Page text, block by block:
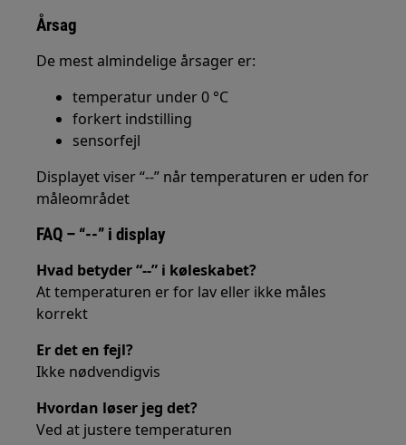
Årsag
De mest almindelige årsager er:
temperatur under 0 °C
forkert indstilling
sensorfejl
Displayet viser “--” når temperaturen er uden for
måleområdet
FAQ – “--” i display
Hvad betyder “--” i køleskabet?
At temperaturen er for lav eller ikke måles
korrekt
Er det en fejl?
Ikke nødvendigvis
Hvordan løser jeg det?
Ved at justere temperaturen